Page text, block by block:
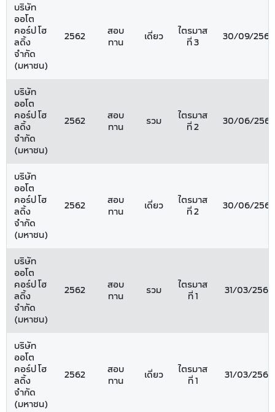
บริษัท
ออโต
คอร์ป โฮ
ลดิ้ง
จำกัด
(มหาชน)
2562
สอบ
ทาน
เดี่ยว
ไตรมาส
ที่ 3
30/09/2562
บริษัท
ออโต
คอร์ป โฮ
ลดิ้ง
จำกัด
(มหาชน)
2562
สอบ
ทาน
รวม
ไตรมาส
ที่ 2
30/06/2562
บริษัท
ออโต
คอร์ป โฮ
ลดิ้ง
จำกัด
(มหาชน)
2562
สอบ
ทาน
เดี่ยว
ไตรมาส
ที่ 2
30/06/2562
บริษัท
ออโต
คอร์ป โฮ
ลดิ้ง
จำกัด
(มหาชน)
2562
สอบ
ทาน
รวม
ไตรมาส
ที่ 1
31/03/2562
บริษัท
ออโต
คอร์ป โฮ
ลดิ้ง
จำกัด
(มหาชน)
2562
สอบ
ทาน
เดี่ยว
ไตรมาส
ที่ 1
31/03/2562